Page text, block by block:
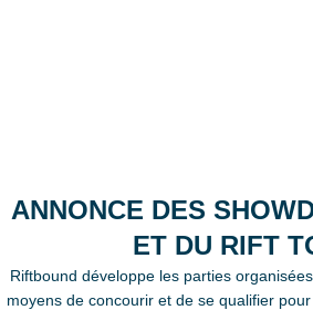
ANNONCE DES
ET DU RIFT
Riftbound développe les parties
moyens de concourir et de se qualifier